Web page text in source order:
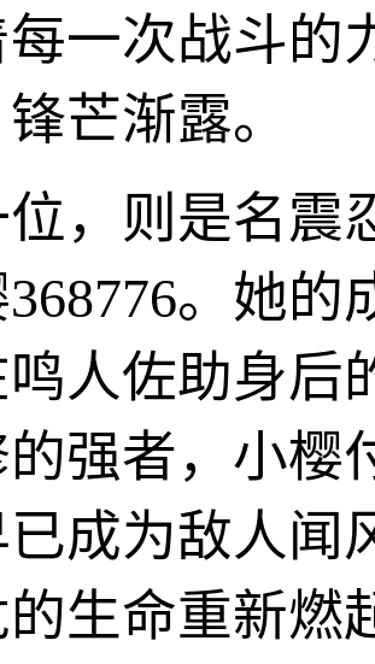
一次战斗的
芒渐露。
，则是名震
。她
人佐助身后
强者，小樱
成为敌人闻
生命重新燃